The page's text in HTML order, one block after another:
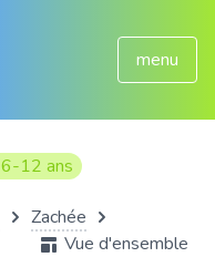
menu
6-12 ans
Zachée
Vue d'ensemble